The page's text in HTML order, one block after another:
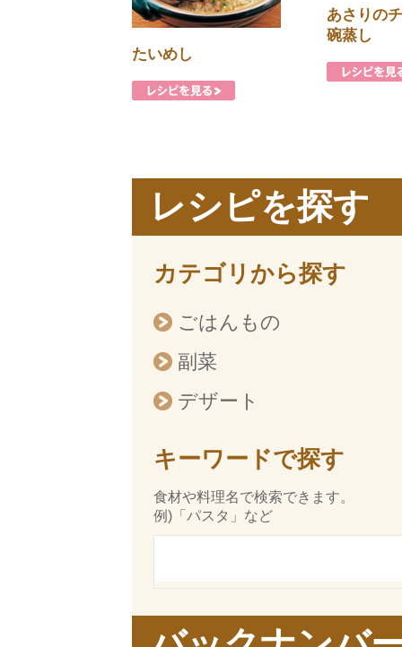
たいめし
あさりの
碗蒸し
レシピを探す
カテゴリから探す
ごはんもの
副菜
デザート
キーワードで探す
食材や料理名で検索できます。
例)「パスタ」など